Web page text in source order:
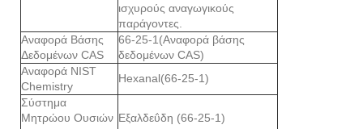
ισχυρούς αναγωγικούς
παράγοντες.
Αναφορά Βάσης
Δεδομένων CAS
66-25-1(Αναφορά βάσης
δεδομένων CAS)
Αναφορά NIST
Chemistry
Hexanal(66-25-1)
Σύστημα
Μητρώου Ουσιών Εξαλδεΰδη (66-25-1)